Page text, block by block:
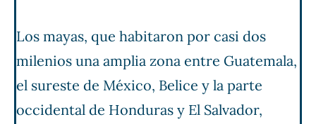
Los mayas, que habitaron por casi dos
milenios una amplia zona entre Guatemala,
el sureste de México, Belice y la parte
occidental de Honduras y El Salvador,